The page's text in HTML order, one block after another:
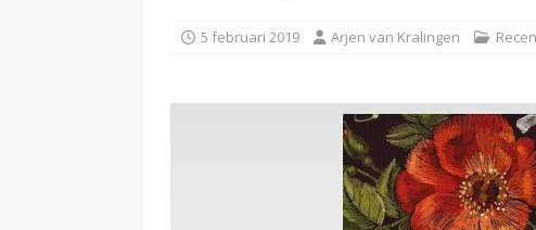
5 februari 2019 Arjen van Kralingen